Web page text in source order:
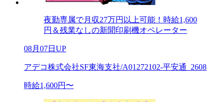
夜勤専属で月収27万円以上可能！時給1,600
円＆残業なしの新聞印刷機オペレーター
08月07日UP
アデコ株式会社SF東海支社/A01272102-平安通_2608
時給1,600円〜